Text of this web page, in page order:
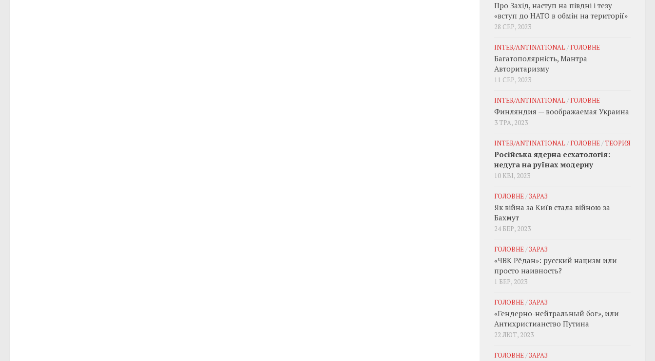
Про Захід, наступ на півдні і тезу
«вступ до НАТО в обмін на території»
28 СЕР, 2023
INTER/ANTINATIONAL/ГОЛОВНЕ
Багатополярність, Мантра
Авторитаризму
11 СЕР, 2023
INTER/ANTINATIONAL/ГОЛОВНЕ
Финляндия — воображаемая Украина
3 ТРА, 2023
INTER/ANTINATIONAL/ГОЛОВНЕ/ТЕОРИЯ
Російська ядерна есхатологія:
недуга на руїнах модерну
10 КВІ, 2023
ГОЛОВНЕ/ЗАРАЗ
Як війна за Київ стала війною за
Бахмут
24 БЕР, 2023
ГОЛОВНЕ/ЗАРАЗ
«ЧВК Рёдан»: русский нацизм или
просто наивность?
1 БЕР, 2023
ГОЛОВНЕ/ЗАРАЗ
«Гендерно-нейтральный бог», или
Антихристианство Путина
22 ЛЮТ, 2023
ГОЛОВНЕ/ЗАРАЗ